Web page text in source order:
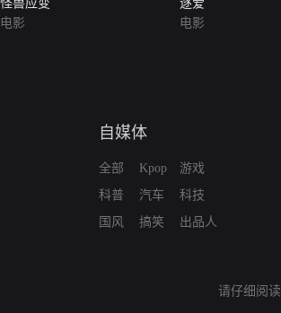
怪兽应变
电影
逐爱
电影
自媒体
全部
科普
国风
Kpop
汽车
搞笑
游戏
科技
出品人
请仔细阅读